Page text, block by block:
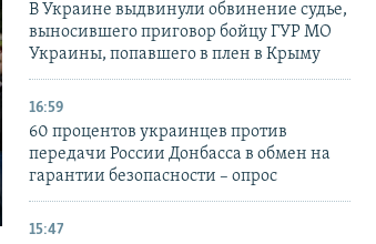
В Украине выдвинули обвинение судье,
выносившего приговор бойцу ГУР МО
Украины, попавшего в плен в Крыму
16:59
60 процентов украинцев против
передачи России Донбасса в обмен на
гарантии безопасности – опрос
15:47